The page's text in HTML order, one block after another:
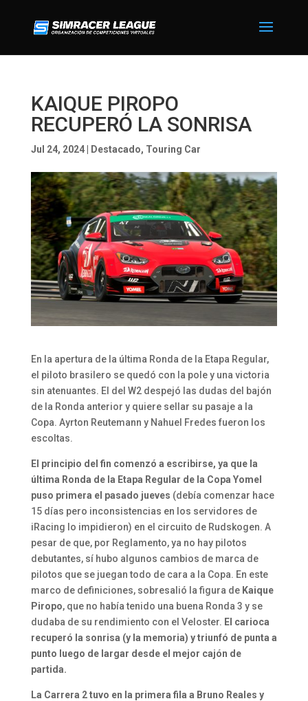
KAIQUE PIROPO
RECUPERÓ LA SONRISA
Jul 24, 2024| Destacado, Touring Car
En la apertura de la última Ronda de la Etapa Regular,
el piloto brasilero se quedó con la pole y una victoria
sin atenuantes. El del W2 despejó las dudas del bajón
de la Ronda anterior y quiere sellar su pasaje a la
Copa. Ayrton Reutemann y Nahuel Fredes fueron los
escoltas.
El principio del fin comenzó a escribirse, ya que la
última Ronda de la Etapa Regular de la Copa Yomel
puso primera el pasado jueves (debía comenzar hace
15 días pero inconsistencias en los servidores de
iRacing lo impidieron) en el circuito de Rudskogen. A
pesar de que, por Reglamento, ya no hay pilotos
debutantes, sí hubo algunos cambios de marca de
pilotos que se juegan todo de cara a la Copa. En este
marco de definiciones, sobresalió la figura de Kaique
Piropo, que no había tenido una buena Ronda 3 y se
dudaba de su rendimiento con el Veloster. El carioca
recuperó la sonrisa (y la memoria) y triunfó de punta a
punto luego de largar desde el mejor cajón de
partida.
La Carrera 2 tuvo en la primera fila a Bruno Reales y